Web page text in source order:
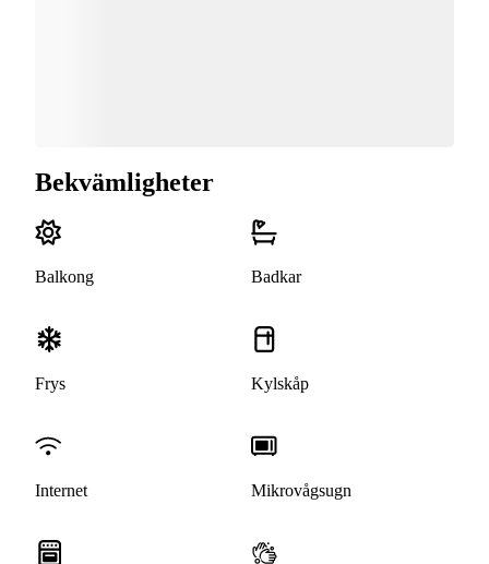
Bekvämligheter
Balkong Badkar
Frys Kylskåp
Internet Mikrovågsugn